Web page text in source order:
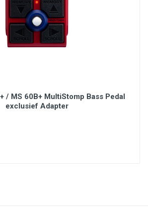
Metal
(external power required):
04 (US, JA, EU, AU, UK)
VOEDING GELEVERD MAAR
VRIJWEL ELKE 9 VOLT ADAPTER !
/ MS 60B+ MultiStomp Bass Pedal
exclusief Adapter